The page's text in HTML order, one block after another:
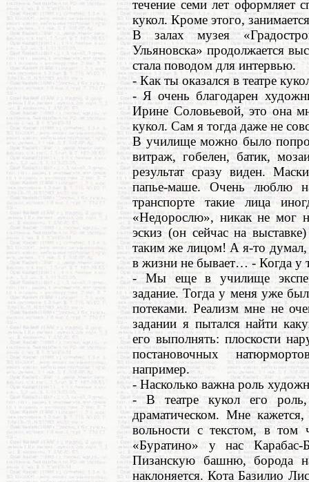
течение семи лет оформляет
кукол. Кроме этого,
В залах музея
Ульяновска» продолжается
стала поводом для интервью.
- Как ты оказался в театре
- Я очень благодарен
Ирине Соловьевой, это она
кукол. Сам я тогда даже не
В училище можно было
витраж, гобелен, батик,
результат сразу виден.
папье-маше. Очень люблю
транспорте такие лица
«Недорослю», никак не мог
эскиз (он сейчас на
таким же лицом! А я-то думал,
в жизни не бывает… - Когда у
- Мы еще в училище
задание. Тогда у меня уже
потеками. Реализм мне не
задании я пытался найти
его выполнять: плоскости
постановочных
например.
- Насколько важна роль
- В театре кукол его
драматическом. Мне
вольности с текстом, в том
«Буратино» у нас
Пизанскую башню, борода
наклоняется. Кота Базилио